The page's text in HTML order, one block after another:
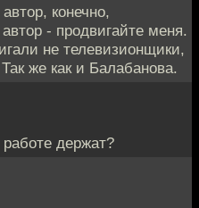
конечно,
- продвигайте меня.
не телевизионщики,
же как и Балабанова.
держат?